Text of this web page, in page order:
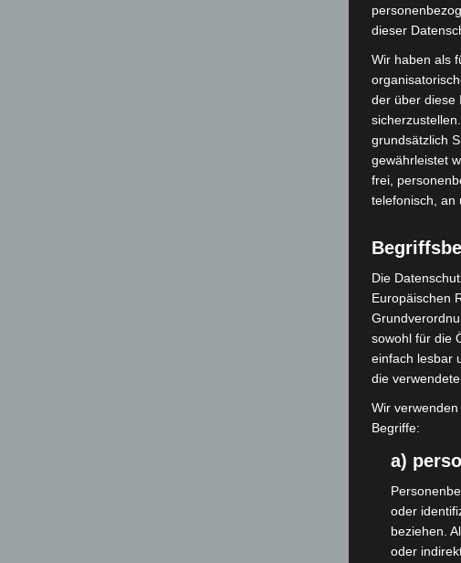
dieser
Wir haben als
der über diese
grundsätzlich
gewährleistet
frei,
telefonisch, an
Die
Europäischen
sowohl für die
einfach lesbar
die
Wir
Begriffe:
a)
oder
beziehen.
oder